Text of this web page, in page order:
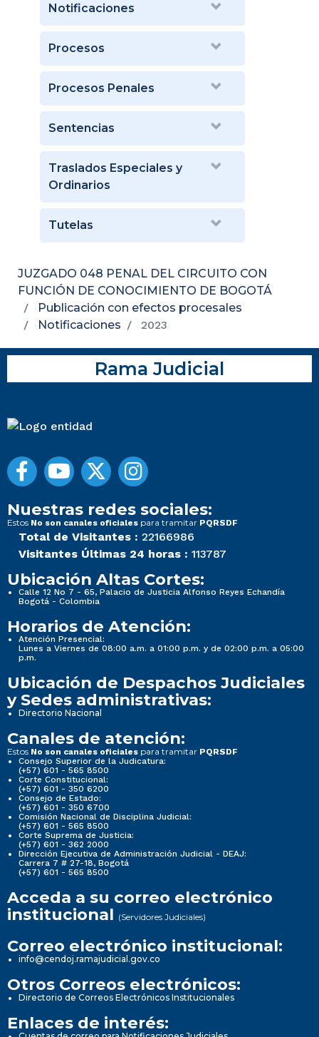
Notificaciones
Procesos
Procesos Penales
Sentencias
Traslados Especiales y
Ordinarios
Tutelas
JUZGADO 048 PENAL DEL CIRCUITO CON
FUNCIÓN DE CONOCIMIENTO DE BOGOTÁ
Publicación con efectos procesales
Notificaciones
2023
Rama Judicial
Nuestras redes sociales:
Estos No son canales oficiales para tramitar PQRSDF
Total de Visitantes : 22166986
Visitantes Últimas 24 horas : 113787
Ubicación Altas Cortes:
Calle 12 No 7 - 65, Palacio de Justicia Alfonso Reyes Echandía
Bogotá - Colombia
Horarios de Atención:
Atención Presencial:
Lunes a Viernes de 08:00 a.m. a 01:00 p.m. y de 02:00 p.m. a 05:00
p.m.
Ubicación de Despachos Judiciales
y Sedes administrativas:
Directorio Nacional
Canales de atención:
Estos No son canales oficiales para tramitar PQRSDF
Consejo Superior de la Judicatura:
(+57) 601 - 565 8500
Corte Constitucional:
(+57) 601 - 350 6200
Consejo de Estado:
(+57) 601 - 350 6700
Comisión Nacional de Disciplina Judicial:
(+57) 601 - 565 8500
Corte Suprema de Justicia:
(+57) 601 - 362 2000
Dirección Ejecutiva de Administración Judicial - DEAJ:
Carrera 7 # 27-18, Bogotá
(+57) 601 - 565 8500
Acceda a su correo electrónico
institucional (Servidores Judiciales)
Correo electrónico institucional:
info@cendoj.ramajudicial.gov.co
Otros Correos electrónicos:
Directorio de Correos Electrónicos Institucionales
Enlaces de interés: